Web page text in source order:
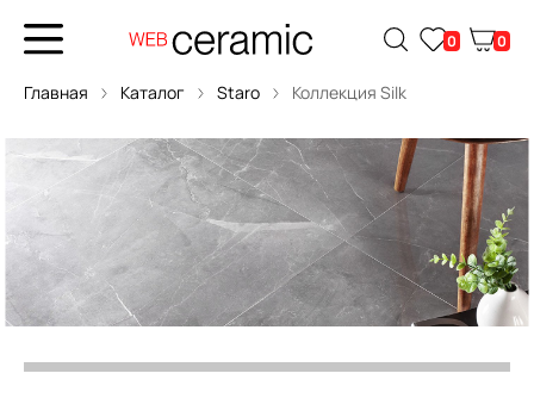
0 0
Главная Каталог Staro Коллекция Silk